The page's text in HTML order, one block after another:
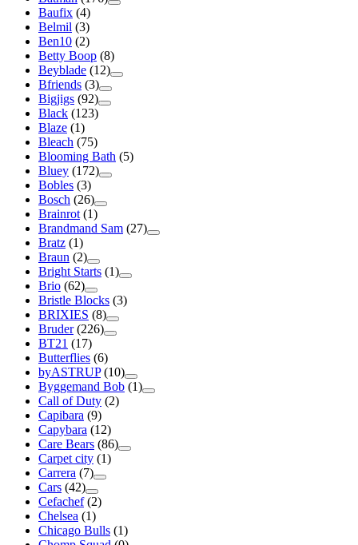
Baufix (4)
Belmil (3)
Ben10 (2)
Betty Boop (8)
Beyblade (12)
Bfriends (3)
Bigjigs (92)
Black (123)
Blaze (1)
Bleach (75)
Blooming Bath (5)
Bluey (172)
Bobles (3)
Bosch (26)
Brainrot (1)
Brandmand Sam (27)
Bratz (1)
Braun (2)
Bright Starts (1)
Brio (62)
Bristle Blocks (3)
BRIXIES (8)
Bruder (226)
BT21 (17)
Butterflies (6)
byASTRUP (10)
Byggemand Bob (1)
Call of Duty (2)
Capibara (9)
Capybara (12)
Care Bears (86)
Carpet city (1)
Carrera (7)
Cars (42)
Cefachef (2)
Chelsea (1)
Chicago Bulls (1)